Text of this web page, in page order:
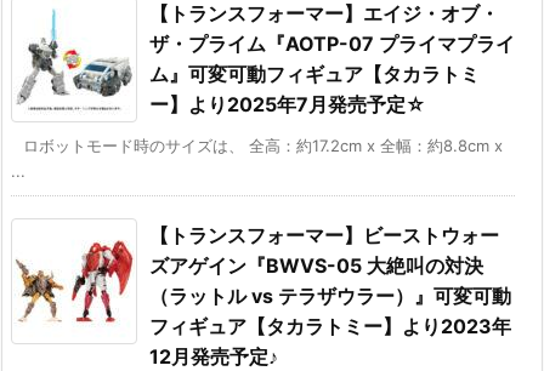
【トランスフォーマー】エイジ・オブ・
ザ・プライム『AOTP-07 プライマプライ
ム』可変可動フィギュア【タカラトミ
ー】より2025年7月発売予定☆
ロボットモード時のサイズは、 全高：約17.2cm x 全幅：約8.8cm x
...
【トランスフォーマー】ビーストウォー
ズアゲイン『BWVS-05 大絶叫の対決
（ラットル vs テラザウラー）』可変可動
フィギュア【タカラトミー】より2023年
12月発売予定♪